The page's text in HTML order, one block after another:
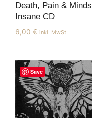
Death, Pain & Minds
Insane CD
6,00 € inkl. MwSt.
Save